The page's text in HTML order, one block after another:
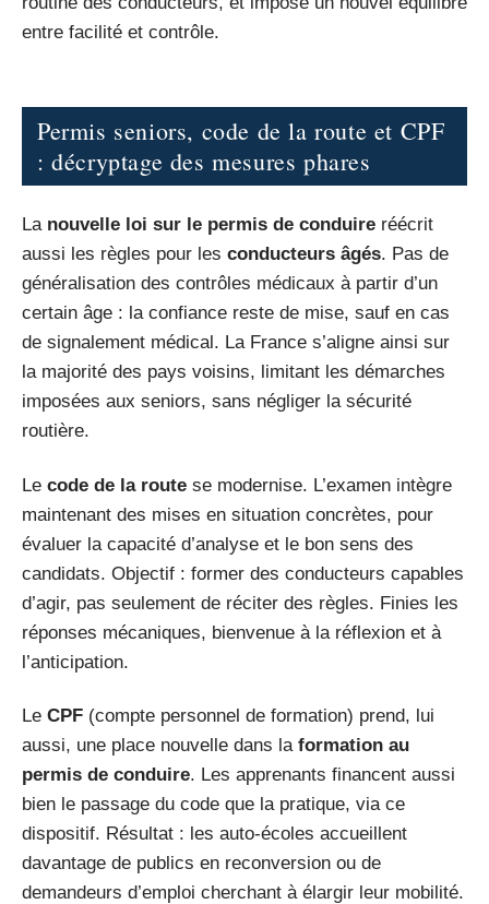
entre facilité et contrôle.
Permis seniors, code de la route et CPF
: décryptage des mesures phares
La nouvelle loi sur le permis de conduire réécrit
aussi les règles pour les conducteurs âgés. Pas de
généralisation des contrôles médicaux à partir d’un
certain âge : la confiance reste de mise, sauf en cas
de signalement médical. La France s’aligne ainsi sur
la majorité des pays voisins, limitant les démarches
imposées aux seniors, sans négliger la sécurité
routière.
Le code de la route se modernise. L’examen intègre
maintenant des mises en situation concrètes, pour
évaluer la capacité d’analyse et le bon sens des
candidats. Objectif : former des conducteurs capables
d’agir, pas seulement de réciter des règles. Finies les
réponses mécaniques, bienvenue à la réflexion et à
l’anticipation.
Le CPF (compte personnel de formation) prend, lui
aussi, une place nouvelle dans la formation au
permis de conduire. Les apprenants financent aussi
bien le passage du code que la pratique, via ce
dispositif. Résultat : les auto-écoles accueillent
davantage de publics en reconversion ou de
demandeurs d’emploi cherchant à élargir leur mobilité.